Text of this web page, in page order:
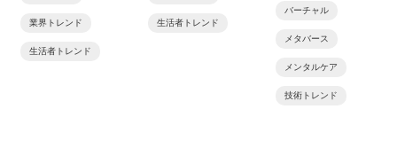
業界トレンド
生活者トレンド
生活者トレンド
バーチャル
メタバース
メンタルケア
技術トレンド